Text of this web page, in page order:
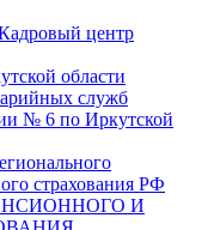
центр
области
служб
№ 6 по Иркутской
страхования РФ
И